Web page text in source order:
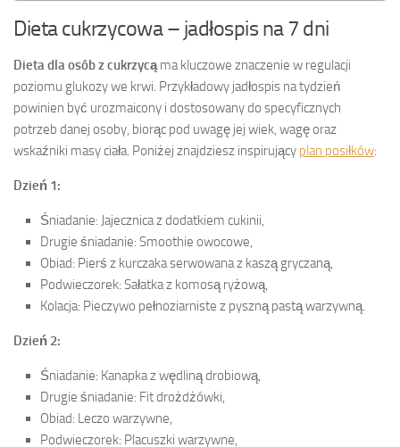
Dieta cukrzycowa – jadłospis na 7 dni
Dieta dla osób z cukrzycąma kluczowe znaczenie w regulacji
poziomu glukozy we krwi. Przykładowy jadłospis na tydzień
powinien być urozmaicony i dostosowany do specyficznych
potrzeb danej osoby, biorąc pod uwagę jej wiek, wagę oraz
wskaźniki masy ciała. Poniżej znajdziesz inspirujący plan posiłków:
Dzień 1:
Śniadanie: Jajecznica z dodatkiem cukinii,
Drugie śniadanie: Smoothie owocowe,
Obiad: Pierś z kurczaka serwowana z kaszą gryczaną,
Podwieczorek: Sałatka z komosą ryżową,
Kolacja: Pieczywo pełnoziarniste z pyszną pastą warzywną.
Dzień 2:
Śniadanie: Kanapka z wędliną drobiową,
Drugie śniadanie: Fit drożdżówki,
Obiad: Leczo warzywne,
Podwieczorek: Placuszki warzywne,